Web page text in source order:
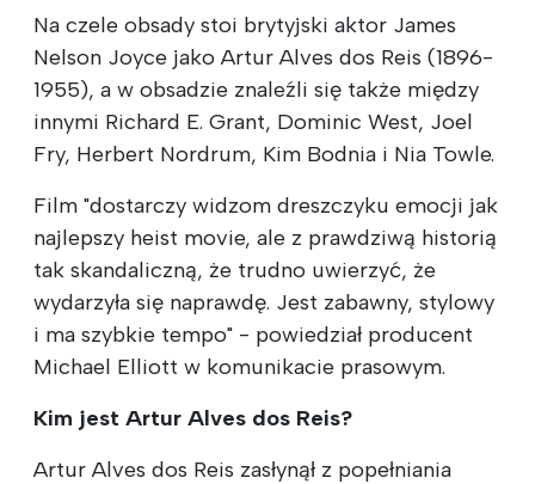
Na czele obsady stoi brytyjski aktor James
Nelson Joyce jako Artur Alves dos Reis (1896-
1955), a w obsadzie znaleźli się także między
innymi Richard E. Grant, Dominic West, Joel
Fry, Herbert Nordrum, Kim Bodnia i Nia Towle.
Film "dostarczy widzom dreszczyku emocji jak
najlepszy heist movie, ale z prawdziwą historią
tak skandaliczną, że trudno uwierzyć, że
wydarzyła się naprawdę. Jest zabawny, stylowy
i ma szybkie tempo" - powiedział producent
Michael Elliott w komunikacie prasowym.
Kim jest Artur Alves dos Reis?
Artur Alves dos Reis zasłynął z popełniania